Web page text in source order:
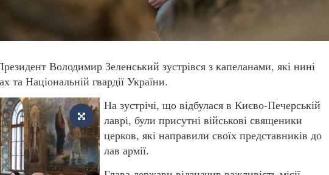
Володимир Зеленський зустрівся з капеланами, які нині
та Національній гвардії України.
На зустрічі, що відбулася в Києво-Печерській
лаврі, були присутні військові священики
церков, які направили своїх представників до
лав армії.